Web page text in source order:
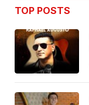
TOP POSTS